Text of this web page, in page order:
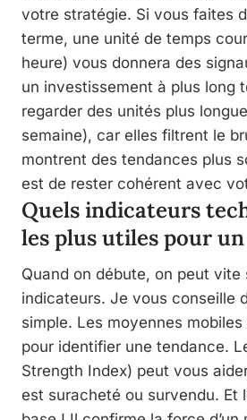
votre stratégie. Si vous faites
terme, une unité de temps
heure) vous donnera des
un investissement à plus long
regarder des unités plus
semaine), car elles filtrent le
montrent des tendances plus
est de rester cohérent avec
Quels indicateurs
les plus utiles pour
Quand on débute, on peut vite
indicateurs. Je vous conseille
simple. Les moyennes
pour identifier une tendance.
Strength Index) peut vous
est suracheté ou survendu. Et